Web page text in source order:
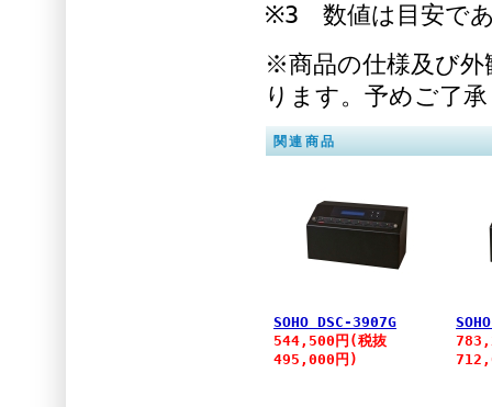
※3 数値は目安であ
※商品の仕様及び外
ります。予めご了
関連商品
SOHO DSC-3907G
544,500円(税抜
495,000円)